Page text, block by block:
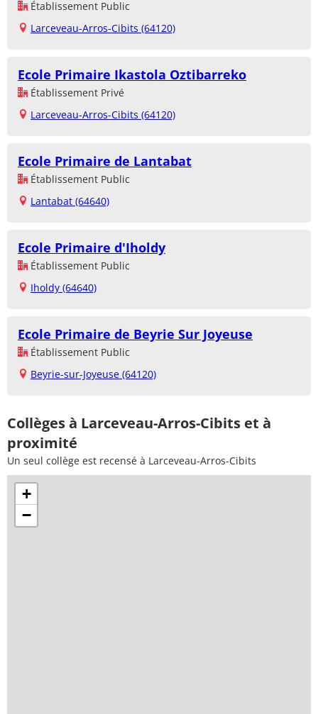
Établissement Public
Larceveau-Arros-Cibits (64120)
Ecole Primaire Ikastola Oztibarreko
Établissement Privé
Larceveau-Arros-Cibits (64120)
Ecole Primaire de Lantabat
Établissement Public
Lantabat (64640)
Ecole Primaire d'Iholdy
Établissement Public
Iholdy (64640)
Ecole Primaire de Beyrie Sur Joyeuse
Établissement Public
Beyrie-sur-Joyeuse (64120)
Collèges à Larceveau-Arros-Cibits et à
proximité
Un seul collège est recensé à Larceveau-Arros-Cibits
+
−